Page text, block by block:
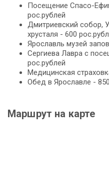
Посещение Спасо-
рос.рублей
Дмитриевский собор,
хрусталя - 600
Ярославль музей
Сергиева Лавра с
рос.рублей
Медицинская
Обед в Ярославле -
Маршрут на карте